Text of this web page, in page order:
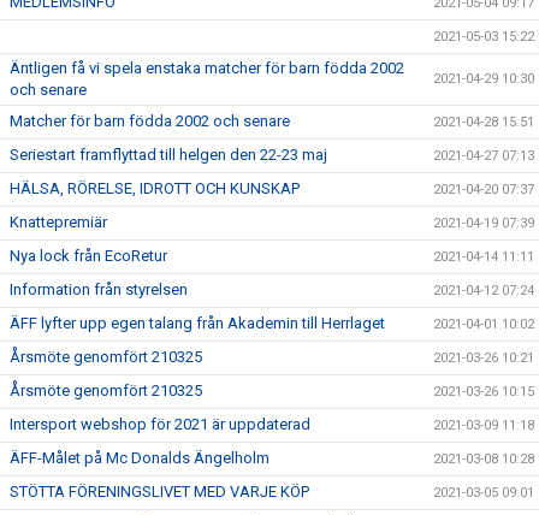
2021-05-03 15:22
Äntligen få vi spela enstaka matcher för barn födda 2002
och senare
2021-04-29 10:30
Matcher för barn födda 2002 och senare 2021-04-28 15:51
Seriestart framflyttad till helgen den 22-23 maj 2021-04-27 07:13
HÄLSA, RÖRELSE, IDROTT OCH KUNSKAP 2021-04-20 07:37
Knattepremiär 2021-04-19 07:39
Nya lock från EcoRetur 2021-04-14 11:11
Information från styrelsen 2021-04-12 07:24
ÄFF lyfter upp egen talang från Akademin till Herrlaget 2021-04-01 10:02
Årsmöte genomfört 210325 2021-03-26 10:21
Årsmöte genomfört 210325 2021-03-26 10:15
Intersport webshop för 2021 är uppdaterad 2021-03-09 11:18
ÄFF-Målet på Mc Donalds Ängelholm 2021-03-08 10:28
STÖTTA FÖRENINGSLIVET MED VARJE KÖP 2021-03-05 09:01